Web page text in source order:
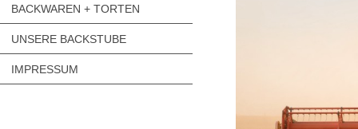
BACKWAREN + TORTEN
UNSERE BACKSTUBE
IMPRESSUM